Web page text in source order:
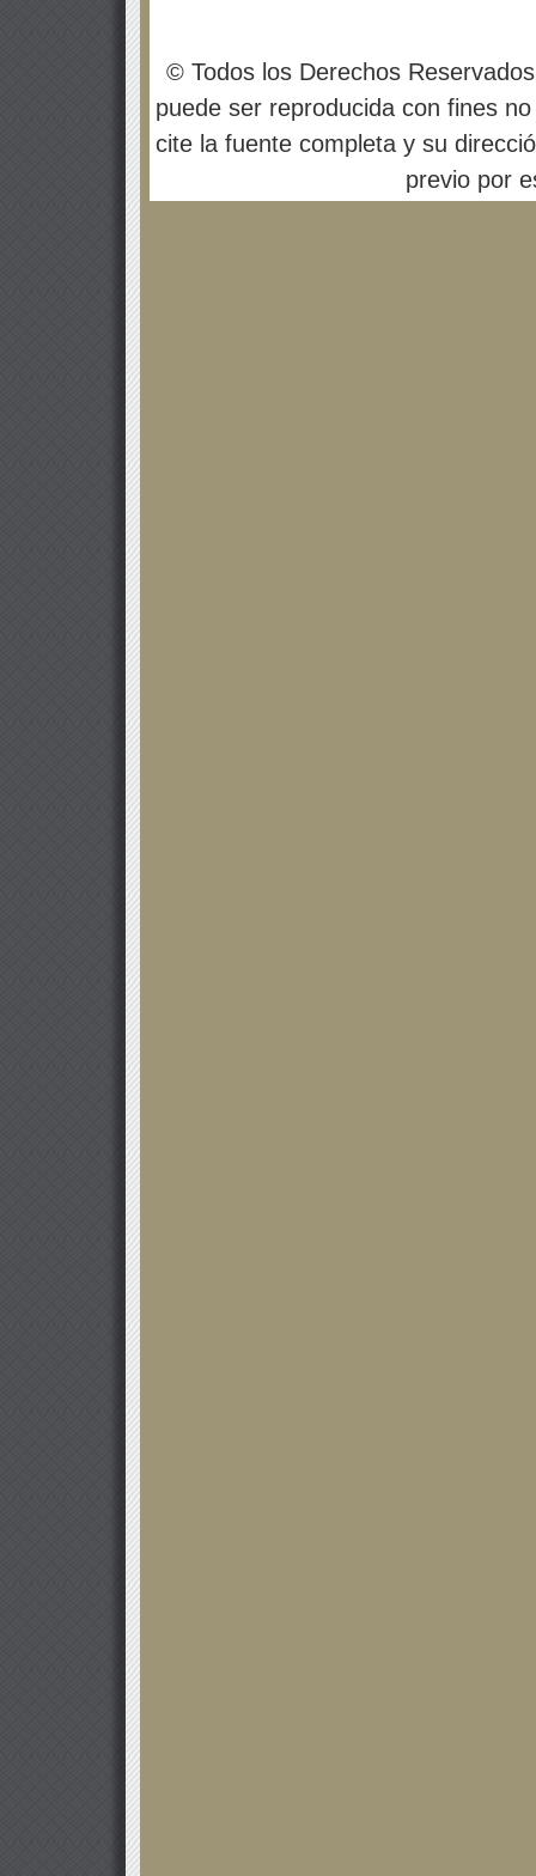
© Todos los Derechos
puede ser reproducida con fines
cite la fuente completa y su
previo por